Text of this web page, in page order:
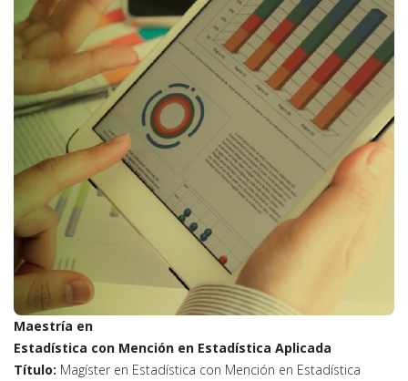
Maestría en
Estadística con Mención en Estadística Aplicada
Título: Magíster en Estadística con Mención en Estadística